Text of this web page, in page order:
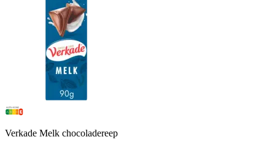
Verkade Melk chocoladereep